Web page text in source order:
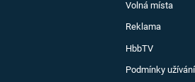
Volná místa
Reklama
HbbTV
Podmínky užívání